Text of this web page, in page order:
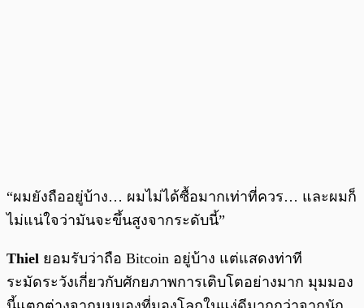
“ผมยังถืออยู่บ้าง… ผมไม่ได้ซื้อมากเท่าที่ควร… และผมก็
ไม่แน่ใจว่ามันจะขึ้นสูงจากระดับนี้”
Thiel ยอมรับว่าถือ Bitcoin อยู่บ้าง แต่แสดงท่าที
ระมัดระวังเกี่ยวกับศักยภาพการเติบโตอย่างมาก มุมมอง